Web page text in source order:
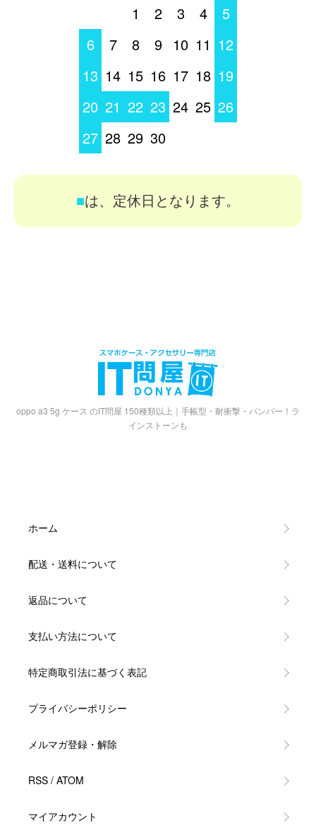
1
2 3 4
5
6
7 8 9 10 11 12
13 14 15 16 17 18 19
20 21 22 23 24 25 26
27 28 29 30
■は、定休日となります。
oppo a3 5g ケース のIT問屋 150種類以上｜手帳型・耐衝撃・バンパー！ラ
インストーンも
ホーム
配送・送料について
返品について
支払い方法について
特定商取引法に基づく表記
プライバシーポリシー
メルマガ登録・解除
RSS / ATOM
マイアカウント